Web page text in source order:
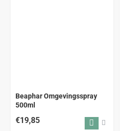
Beaphar Omgevingsspray
500ml
€19,85